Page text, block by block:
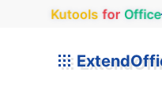
Kutools for Office